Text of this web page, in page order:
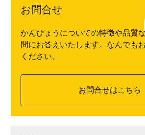
お問合せ
かんぴょうについての特徴や品質
問にお答えいたします。なんでも
ください。
お問合せはこちら